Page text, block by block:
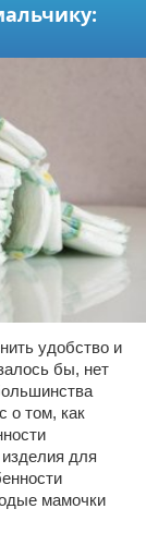
удобство и
бы, нет
о том, как
для
мамочки